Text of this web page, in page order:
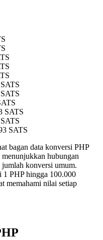
SATS
SATS
bagan data konversi PHP
hubungan
konversi umum.
PHP hingga 100.000
memahami nilai setiap